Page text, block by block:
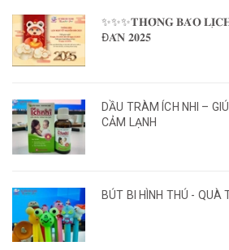
✨✨✨𝐓𝐇𝐎̂𝐍𝐆 𝐁𝐀́𝐎
Đ𝐀́𝐍 𝟐𝟎𝟐𝟓
DẦU TRÀM ÍCH NHI –
CẢM LẠNH
BÚT BI HÌNH THÚ -